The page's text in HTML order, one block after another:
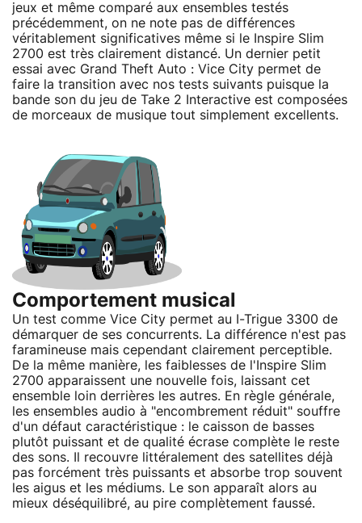
jeux et même comparé aux ensembles testés
précédemment, on ne note pas de différences
véritablement significatives même si le Inspire Slim
2700 est très clairement distancé. Un dernier petit
essai avec Grand Theft Auto : Vice City permet de
faire la transition avec nos tests suivants puisque la
bande son du jeu de Take 2 Interactive est composées
de morceaux de musique tout simplement excellents.
Comportement musical
Un test comme Vice City permet au I-Trigue 3300 de
démarquer de ses concurrents. La différence n'est pas
faramineuse mais cependant clairement perceptible.
De la même manière, les faiblesses de l'Inspire Slim
2700 apparaissent une nouvelle fois, laissant cet
ensemble loin derrières les autres. En règle générale,
les ensembles audio à "encombrement réduit" souffre
d'un défaut caractéristique : le caisson de basses
plutôt puissant et de qualité écrase complète le reste
des sons. Il recouvre littéralement des satellites déjà
pas forcément très puissants et absorbe trop souvent
les aigus et les médiums. Le son apparaît alors au
mieux déséquilibré, au pire complètement faussé.